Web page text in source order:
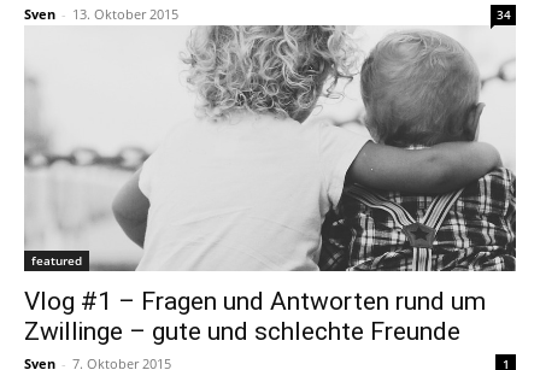
Sven - 13. Oktober 2015 34
featured
Vlog #1 – Fragen und Antworten rund um
Zwillinge – gute und schlechte Freunde
Sven - 7. Oktober 2015 1